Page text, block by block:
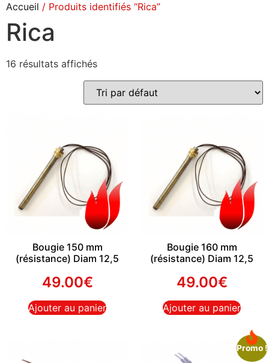
Accueil / Produits identifiés “Rica”
Rica
16 résultats affichés
Bougie 150 mm
(résistance) Diam 12,5
49.00€
Ajouter au panier
Bougie 160 mm
(résistance) Diam 12,5
49.00€
Ajouter au panier
Promo !